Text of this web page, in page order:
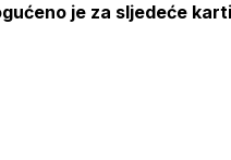
je za sljedeće